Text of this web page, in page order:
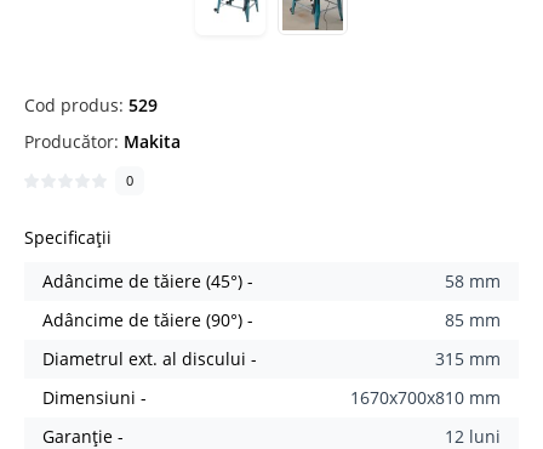
Cod produs: 529
Producător: Makita
0
Specificații
Adâncime de tăiere (45°) -
58 mm
Adâncime de tăiere (90°) -
85 mm
Diametrul ext. al discului -
315 mm
Dimensiuni -
1670x700x810 mm
Garanție -
12 luni